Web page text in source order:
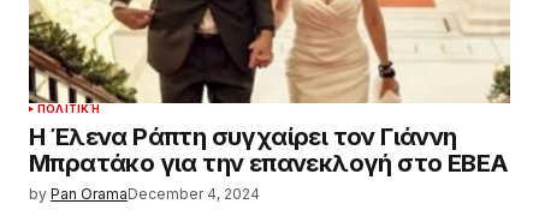
ΠΟΛΙΤΙΚΉ
Η Έλενα Ράπτη συγχαίρει τον Γιάννη
Μπρατάκο για την επανεκλογή στο ΕΒΕΑ
by Pan OramaDecember 4, 2024